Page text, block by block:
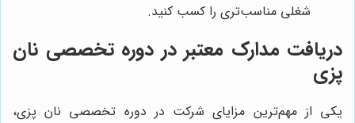
شغلی مناسب‌تری را کسب کنید.
دریافت مدارک معتبر در دوره تخصصی نان
پزی
یکی از مهم‌ترین مزایای شرکت در دوره تخصصی نان پزی،